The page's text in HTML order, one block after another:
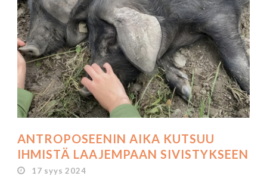
ANTROPOSEENIN AIKA KUTSUU
IHMISTÄ LAAJEMPAAN SIVISTYKSEEN
17 syys 2024